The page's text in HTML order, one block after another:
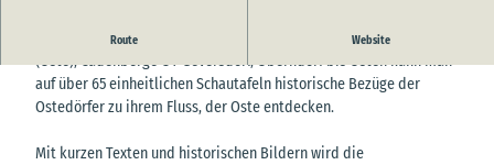
Route Website
Entlang der historischen Ostedeichroute von Belum über Neuhaus
(Oste), Cadenberge OT Geversdorf, Oberndorf bis Osten kann man
auf über 65 einheitlichen Schautafeln historische Bezüge der
Ostedörfer zu ihrem Fluss, der Oste entdecken.
Mit kurzen Texten und historischen Bildern wird die